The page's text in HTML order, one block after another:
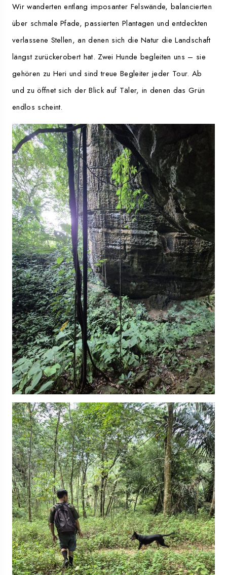
Wir wanderten entlang imposanter Felswände, balancierten
über schmale Pfade, passierten Plantagen und entdeckten
verlassene Stellen, an denen sich die Natur die Landschaft
längst zurückerobert hat. Zwei Hunde begleiten uns – sie
gehören zu Heri und sind treue Begleiter jeder Tour. Ab
und zu öffnet sich der Blick auf Täler, in denen das Grün
endlos scheint.